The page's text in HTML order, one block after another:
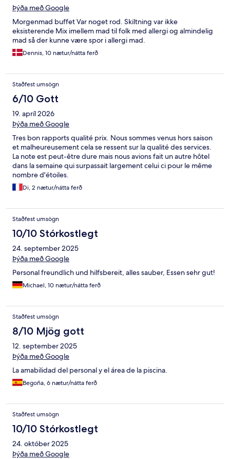
Þýða með Google
Morgenmad buffet Var noget rod. Skiltning var ikke
eksisterende Mix imellem mad til folk med allergi og almindelig
mad så der kunne være spor i allergi mad.
Dennis, 10 nætur/nátta ferð
Staðfest umsögn
6/10 Gott
19. apríl 2026
Þýða með Google
Tres bon rapports qualité prix. Nous sommes venus hors saison
et malheureusement cela se ressent sur la qualité des services.
La note est peut-être dure mais nous avions fait un autre hôtel
dans la semaine qui surpassait largement celui ci pour le même
nombre d'étoiles.
Di, 2 nætur/nátta ferð
Staðfest umsögn
10/10 Stórkostlegt
24. september 2025
Þýða með Google
Personal freundlich und hilfsbereit, alles sauber, Essen sehr gut!
Michael, 10 nætur/nátta ferð
Staðfest umsögn
8/10 Mjög gott
12. september 2025
Þýða með Google
La amabilidad del personal y el área de la piscina.
Begoña, 6 nætur/nátta ferð
Staðfest umsögn
10/10 Stórkostlegt
24. október 2025
Þýða með Google